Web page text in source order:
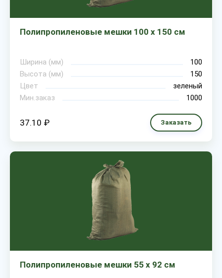
Полипропиленовые мешки 100 х 150 см
Ширина (мм)
100
Высота (мм)
150
Цвет
зеленый
Мин.заказ
1000
37.10 ₽ Заказать
Полипропиленовые мешки 55 х 92 см